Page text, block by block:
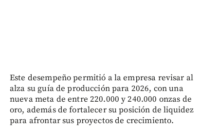
Este desempeño permitió a la empresa revisar al
alza su guía de producción para 2026, con una
nueva meta de entre 220.000 y 240.000 onzas de
oro, además de fortalecer su posición de liquidez
para afrontar sus proyectos de crecimiento.